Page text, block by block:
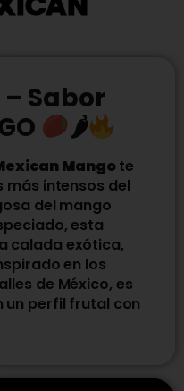
– Sabor
🌶
Mangote
más intensos del
del mango
esta
calada exótica,
en los
de México, es
un perfil frutal con